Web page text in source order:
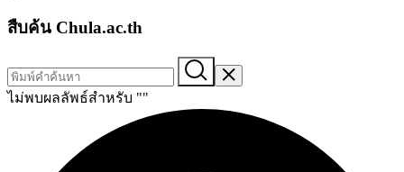
สืบค้น Chula.ac.th
ไม่พบผลลัพธ์สำหรับ ""